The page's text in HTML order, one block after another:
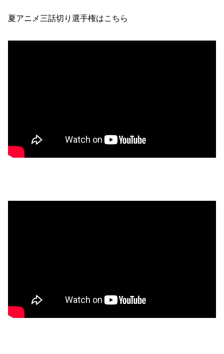
夏アニメ三話切り選手権はこちら